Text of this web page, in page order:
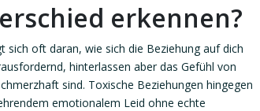
erkennen?
sich oft daran, wie sich die Beziehung auf dich
hinterlassen aber das Gefühl von
sind. Toxische Beziehungen hingegen
emotionalem Leid ohne echte